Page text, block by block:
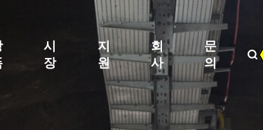
시
장
지
원
회
사
문
의
